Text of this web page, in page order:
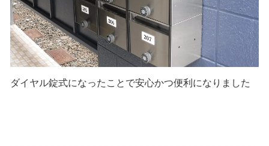
ダイヤル錠式になったことで安心かつ便利になりました